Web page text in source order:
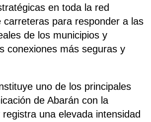
en toda la red
carreteras para responder a las
de los municipios y
conexiones más seguras y
uno de los principales
de Abarán con la
una elevada intensidad